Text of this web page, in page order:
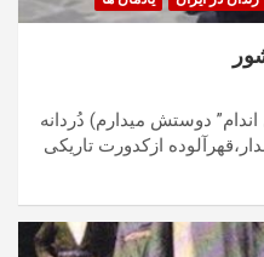
دوستش میدارم) دُردانه
ازکدورت تاریکی